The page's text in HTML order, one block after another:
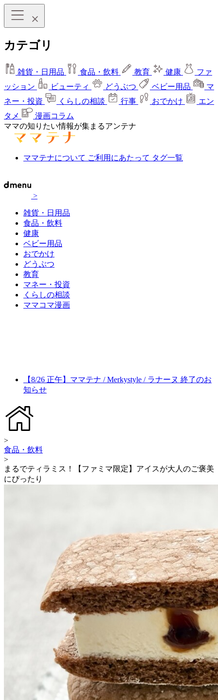
カテゴリ
雑貨・日用品 食品・飲料 教育 健康
ファ
ッション
ビューティ どうぶつ ベビー用品
マ
ネー・投資
くらしの相談 行事 おでかけ
エン
タメ
漫画コラム
ママの知りたい情報が集まるアンテナ
ママテナについて ご利用にあたって タグ一覧
>
雑貨・日用品
食品・飲料
健康
ベビー用品
おでかけ
どうぶつ
教育
マネー・投資
くらしの相談
ママコマ漫画
【8/26 正午】ママテナ / Merkystyle / ラナーヌ 終了のお
知らせ
>
食品・飲料
>
まるでティラミス！【ファミマ限定】アイスが大人のご褒美
にぴったり